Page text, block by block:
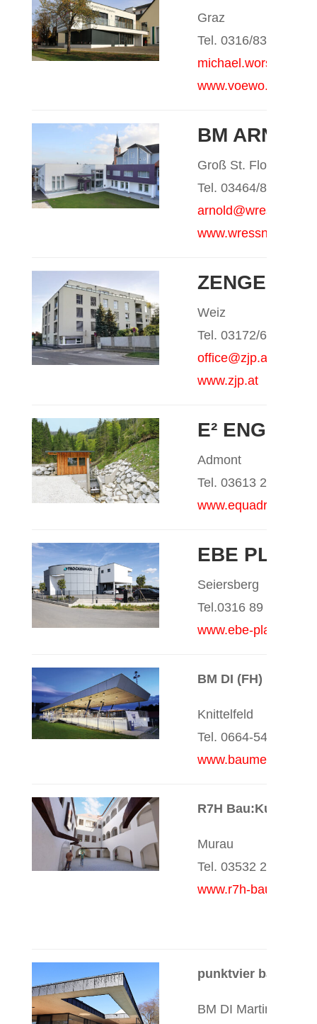
Graz
Tel. 0316/832606
www.voewo.at
BM
Groß St. Florian
Tel. 03464/82020
arnold@wressnig.at
www.wressnig.at
ZENGERER
Weiz
Tel. 03172/67191
office@zjp.at
www.zjp.at
E²
Admont
Tel. 03613 2772
www.equadrat.com
EBE
Seiersberg
Tel.0316 89 03 57
www.ebe-
BM DI (FH)
Knittelfeld
Tel. 0664-5406009
www.baumeister-
R7H
Murau
Tel. 03532 2990
www.r7h-baukultur.at
punktvier
BM DI Martin Fuchs